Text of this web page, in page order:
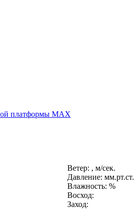
платформы MAX
Ветер: , м/сек.
Давление: мм.рт.ст.
Влажность: %
Восход:
Заход: